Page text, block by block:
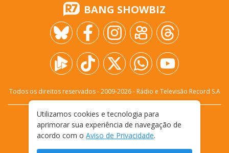
BANG SHOWBIZ
Todos os direitos reservados - 2009-2026- Rádio e Televisão Record S.A
FALE CONOSCO
PRIVACIDADE
TERMOS E CONDIÇÕES DE USO
Utilizamos cookies e tecnologia para
aprimorar sua experiência de navegação de
acordo com o Aviso de Privacidade.